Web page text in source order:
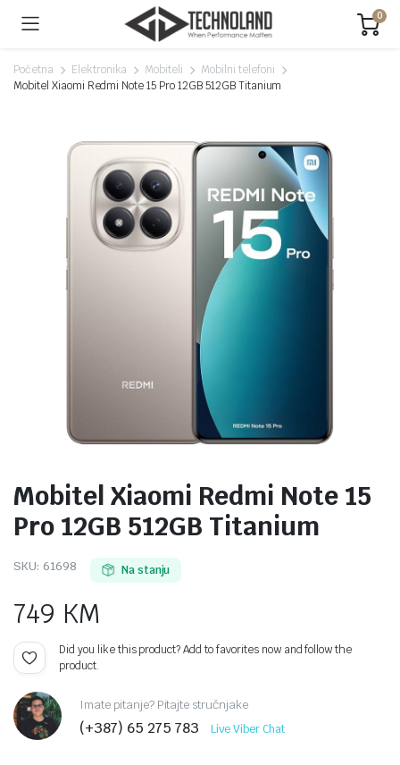
0
Početna Elektronika Mobiteli
Mobilni telefoni
Mobitel Xiaomi Redmi Note 15 Pro 12GB 512GB Titanium
Mobitel Xiaomi Redmi Note 15
Pro 12GB 512GB Titanium
SKU: 61698 Na stanju
749 KM
Did you like this product? Add to favorites now and follow the
product.
Imate pitanje? Pitajte stručnjake
(+387) 65 275 783 Live Viber Chat